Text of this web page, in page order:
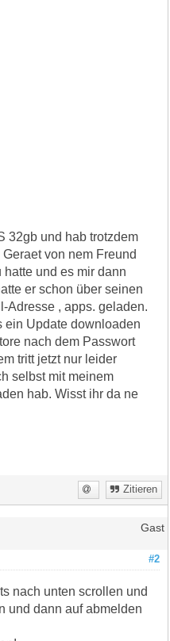
32gb und hab trotzdem
von nem Freund
und es mir dann
er schon über seinen
Adresse , apps. geladen.
ein Update downloaden
nach dem Passwort
tritt jetzt nur leider
selbst mit meinem
hab. Wisst ihr da ne
Zitieren
Gast
#2
nach unten scrollen und
und dann auf abmelden